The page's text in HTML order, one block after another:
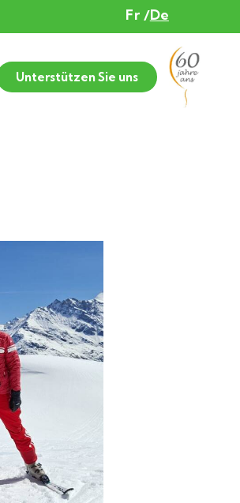
Fr De
Unterstützen Sie uns